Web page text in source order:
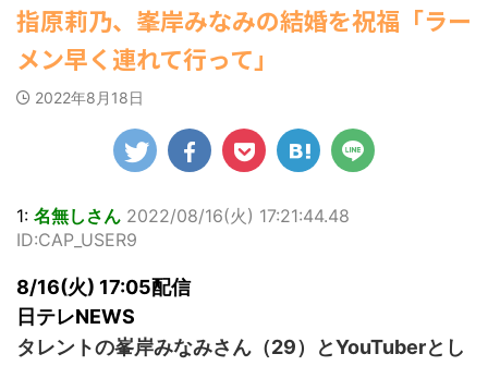
い食べ方。そして雪美と食べる... / 気
になるニュースまとめアンテナ (8/29
【速報】スプラトゥーン公式、謝
(8/28 23:50)
Powered by livedoor 相互
22:26)
【為替相場】為替介入により一時
1ドル157円台 しかし戻しも... / にゅー
すなう！ まとめアンテナ
にゅーすなう！ まとめアンテナ
(7/30 22:06)
ゅーすなう！ まとめアンテナ
があらわになった
ビキニ姿を披露し
ました。 「素敵
ーで綺麗」 田中さ
絵文字と共に、自
身の写真2枚を公開
いビキニを着用し
台の上に横たわ
り、大人っぽい表
す。 あらわになっ
た胸元や引き締ま
った腹筋など、美
しいボディがとて
イト『ヤングアニ
マルWeb』のグラ
ビアに初登場し
中の本郷。 今回、
サイトには15カッ
際立つタイトなセ
キュートなビキ
ー姿のカットなど
「OS☆K」の南み
ゆかさんが、6月
に登場した。 南さ
んは2005年10月10
紙を飾ったことが
紹介され、水着姿
指原莉乃、峯岸みなみの結婚を祝福「ラー
メン早く連れて行って」
2022年8月18日
1: 名無しさん 2022/08/16(火) 17:21:44.48
ID:CAP_USER9
8/16(火) 17:05配信
日テレNEWS
タレントの峯岸みなみさん（29）とYouTuberとし